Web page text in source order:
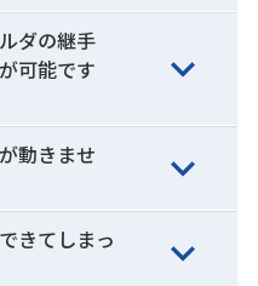
ダの継手
可能です
動きませ
きてしまっ